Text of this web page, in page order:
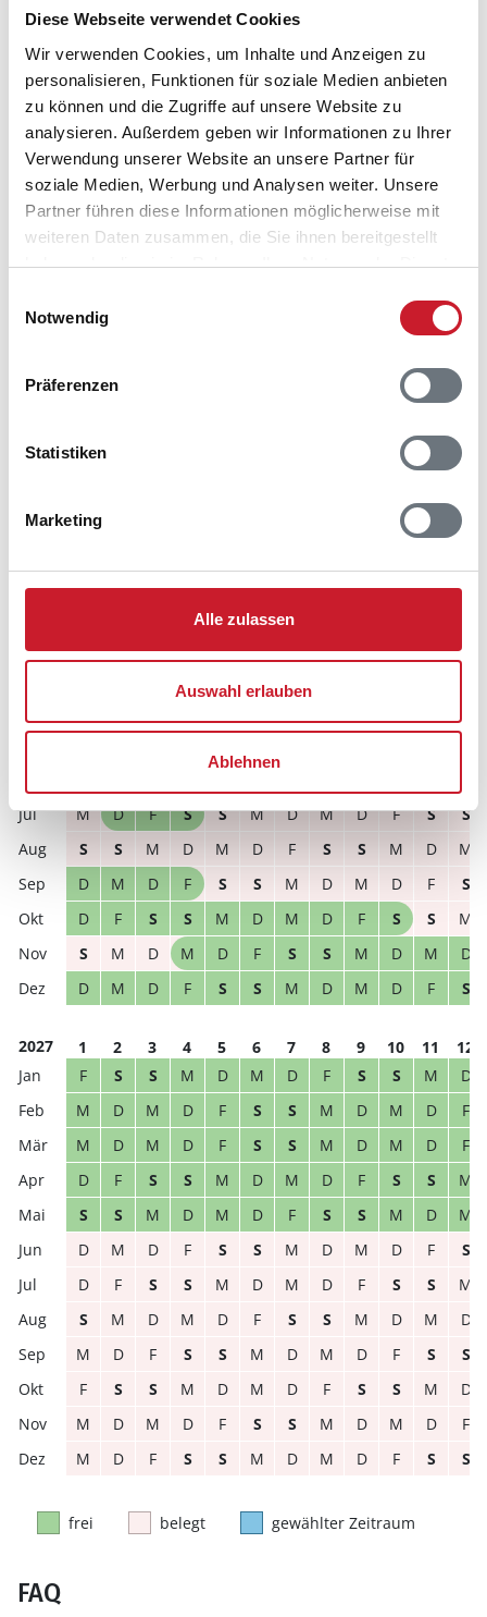
Diese Webseite verwendet Cookies
Wir verwenden Cookies, um Inhalte und Anzeigen zu
personalisieren, Funktionen für soziale Medien anbieten
zu können und die Zugriffe auf unsere Website zu
analysieren. Außerdem geben wir Informationen zu Ihrer
Verwendung unserer Website an unsere Partner für
soziale Medien, Werbung und Analysen weiter. Unsere
Partner führen diese Informationen möglicherweise mit
weiteren Daten zusammen, die Sie ihnen bereitgestellt
haben oder die sie im Rahmen Ihrer Nutzung der Dienste
Notwendig
Präferenzen
Statistiken
Marketing
Alle zulassen
Auswahl erlauben
Ablehnen
Anzahl Reisende auswählen
Anreisetag im Belegungskalender anklicken
Reisedauer Anzahl Reisende
Reisezeitraumes auch Änderungen bei der
Hausbeschreibung und/oder der Ausstattung ergeben
frei belegt gewählter Zeitraum
12
M
D F S S M D M D F S
S
S
S M D M D F S S M D
M
D
M D F S S M D M D F
S
D
F S S M D M D F S S
M
S
M D M D F S S M D M
D
D
M D F S S M D M D F S
2027 1 2 3 4 5 6 7 8 9 10 11
12
F
S S M D M D F S S M
D
M
D M D F S S M D M D
F
M
D M D F S S M D M D
F
D
F S S M D M D F S S
M
S
S M D M D F S S M D
M
D
M D F S S M D M D F
S
D
F S S M D M D F S S
M
S
M D M D F S S M D M
D
M
D F S S M D M D F S
S
F
S S M D M D F S S M
D
M
D M D F S S M D M D
F
M
D F S S M D M D F S S
frei belegt gewählter Zeitraum
FAQ